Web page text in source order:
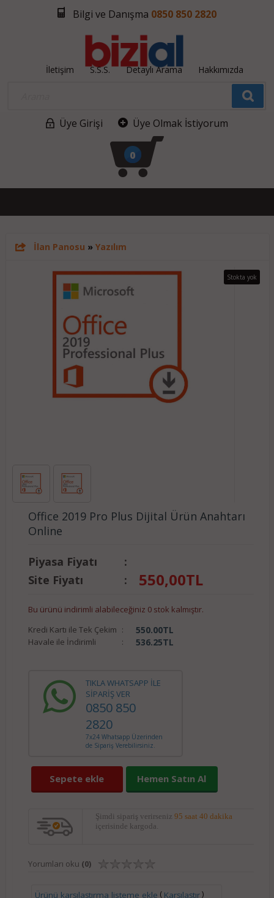
Bilgi ve Danışma 0850 850 2820
İletişim S.S.S. Detaylı Arama Hakkımızda
Üye Girişi Üye Olmak İstiyorum
0
İlan Panosu » Yazılım
Stokta yok
Office 2019 Pro Plus Dijital Ürün Anahtarı
Online
Piyasa Fiyatı
:
Site Fiyatı
: 550,00TL
Bu ürünü indirimli alabileceğiniz 0 stok kalmıştır.
Kredi Kartı ile Tek Çekim : 550.00TL
Havale ile İndirimli : 536.25TL
TIKLA WHATSAPP İLE
SİPARİŞ VER
0850 850
2820
7x24 Whatsapp Üzerinden
de Sipariş Verebilirsiniz.
Sepete ekle Hemen Satın Al
Şimdi sipariş verirseniz 95 saat 40 dakika
içerisinde kargoda.
Yorumları oku (0)
Ürünü karşılaştırma listeme ekle ( Karşılaştır)